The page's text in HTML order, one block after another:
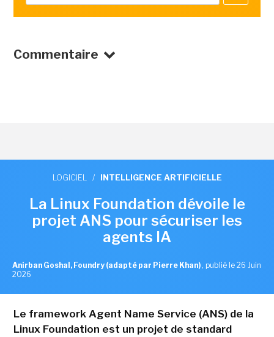
Commentaire
LOGICIEL / INTELLIGENCE ARTIFICIELLE
La Linux Foundation dévoile le
projet ANS pour sécuriser les
agents IA
Anirban Goshal, Foundry (adapté par Pierre Khan) , publié le 26 Juin
2026
Le framework Agent Name Service (ANS) de la
Linux Foundation est un projet de standard